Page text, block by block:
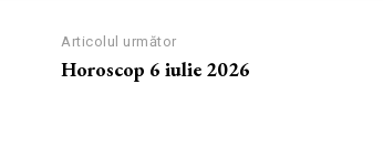
Articolul următor
Horoscop 6 iulie 2026